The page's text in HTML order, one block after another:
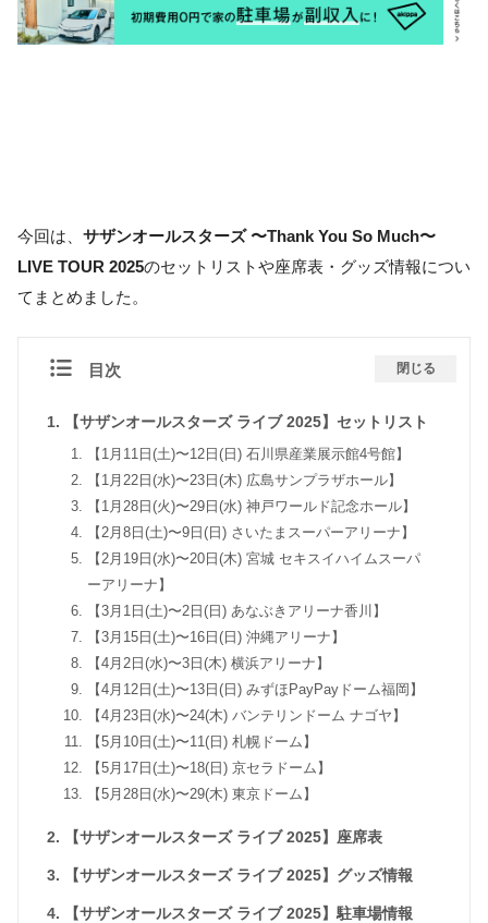
今回は、 サザンオールスターズ 〜Thank You So Much〜
LIVE TOUR 2025のセットリストや座席表・グッズ情報につい
てまとめました。
目次 閉じる
【サザンオールスターズ ライブ 2025】セットリスト
【1月11日(土)〜12日(日) 石川県産業展示館4号館】
【1月22日(水)〜23日(木) 広島サンプラザホール】
【1月28日(火)〜29日(水) 神戸ワールド記念ホール】
【2月8日(土)〜9日(日) さいたまスーパーアリーナ】
【2月19日(水)〜20日(木) 宮城 セキスイハイムスーパ
ーアリーナ】
【3月1日(土)〜2日(日) あなぶきアリーナ香川】
【3月15日(土)〜16日(日) 沖縄アリーナ】
【4月2日(水)〜3日(木) 横浜アリーナ】
【4月12日(土)〜13日(日) みずほPayPayドーム福岡】
【4月23日(水)〜24(木) バンテリンドーム ナゴヤ】
【5月10日(土)〜11(日) 札幌ドーム】
【5月17日(土)〜18(日) 京セラドーム】
【5月28日(水)〜29(木) 東京ドーム】
【サザンオールスターズ ライブ 2025】座席表
【サザンオールスターズ ライブ 2025】グッズ情報
【サザンオールスターズ ライブ 2025】駐車場情報